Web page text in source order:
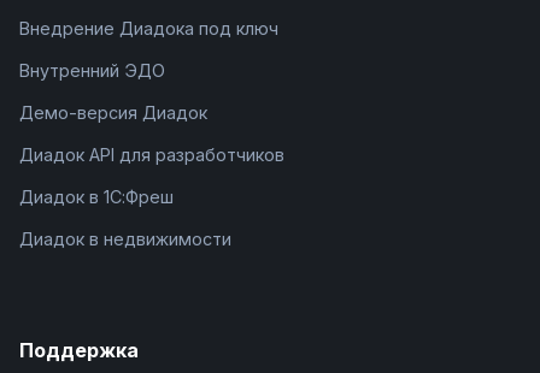
Внедрение Диадока под ключ
Внутренний ЭДО
Демо-версия Диадок
Диадок API для разработчиков
Диадок в 1С:Фреш
Диадок в недвижимости
Поддержка